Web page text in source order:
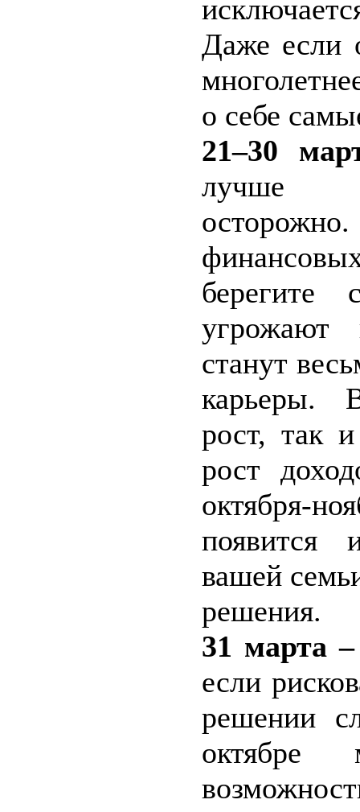
Даже если
о себе
21–30
лучше
берегите
станут
карьеры.
рост, так
рост
октября-
появится
вашей
решения.
31 марта
если
решении
октябре